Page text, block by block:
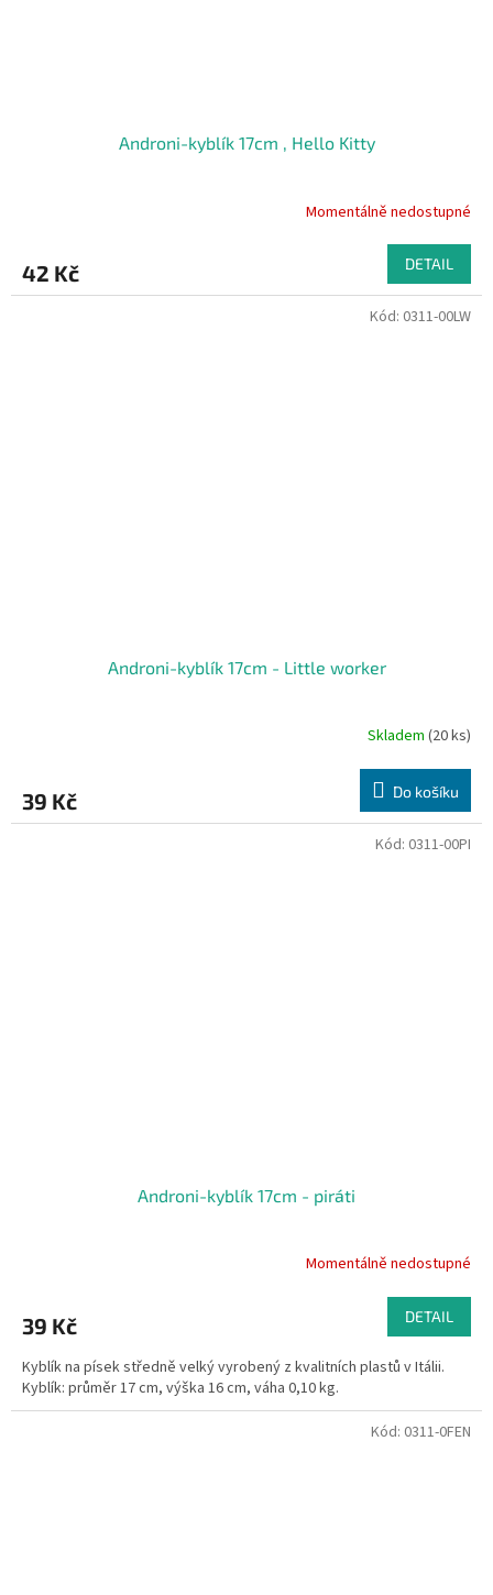
Androni-kyblík 17cm , Hello Kitty
Momentálně nedostupné
42 Kč DETAIL
Androni-kyblík 17cm - Little worker
Skladem (20 ks)
39 Kč Do košíku
Kód: 0311-00LW
Androni-kyblík 17cm - piráti
Momentálně nedostupné
39 Kč DETAIL
Kyblík na písek středně velký vyrobený z kvalitních plastů v Itálii.
Kyblík: průměr 17 cm, výška 16 cm, váha 0,10 kg.
Kód: 0311-00PI
Kód: 0311-0FEN